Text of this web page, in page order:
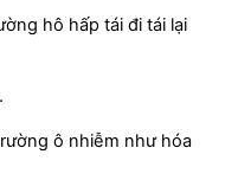
hô hấp tái đi tái lại
ô nhiễm như hóa